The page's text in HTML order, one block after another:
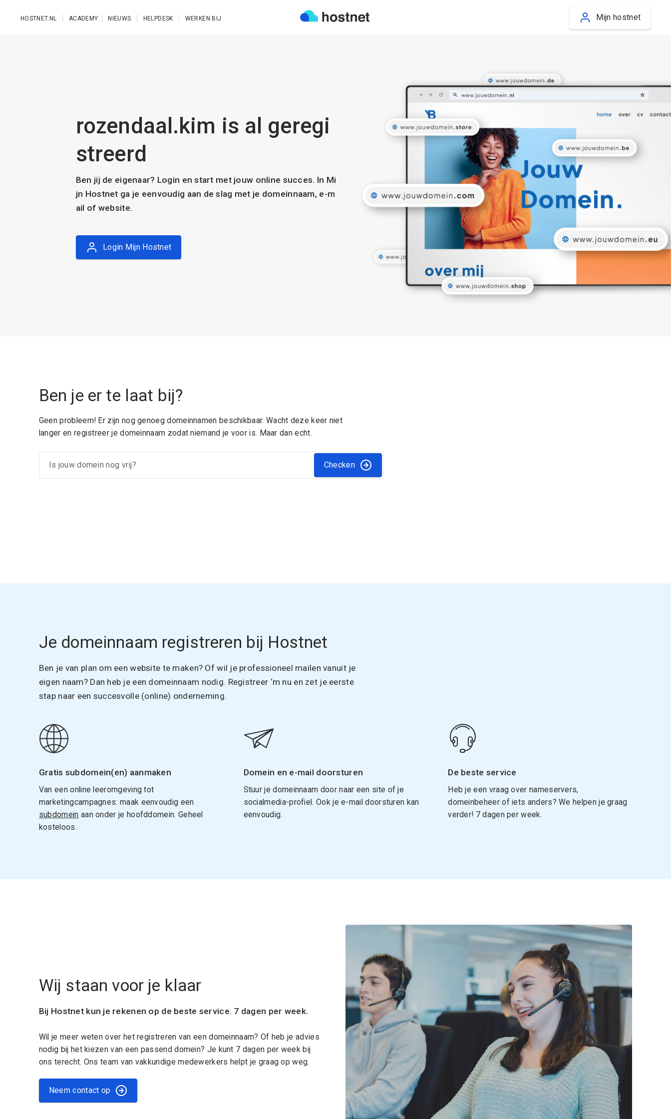
HOSTNET.NL ACADEMY NIEUWS HELPDESK WERKEN BIJ Mijn hostnet
rozendaal.kim is al geregi
streerd
Ben jij de eigenaar? Login en start met jouw online succes. In Mi
jn Hostnet ga je eenvoudig aan de slag met je domeinnaam, e-m
ail of website.
Login Mijn Hostnet
Ben je er te laat bij?
Geen probleem! Er zijn nog genoeg domeinnamen beschikbaar. Wacht deze keer niet
langer en registreer je domeinnaam zodat niemand je voor is. Maar dan echt.
Checken
Je domeinnaam registreren bij Hostnet
Ben je van plan om een website te maken? Of wil je professioneel mailen vanuit je
eigen naam? Dan heb je een domeinnaam nodig. Registreer ‘m nu en zet je eerste
stap naar een succesvolle (online) onderneming.
Gratis subdomein(en) aanmaken
Van een online leeromgeving tot
marketingcampagnes: maak eenvoudig een
subdomein aan onder je hoofddomein. Geheel
kosteloos.
Domein en e-mail doorsturen
Stuur je domeinnaam door naar een site of je
socialmedia-profiel. Ook je e-mail doorsturen kan
eenvoudig.
De beste service
Heb je een vraag over nameservers,
domeinbeheer of iets anders? We helpen je graag
verder! 7 dagen per week.
Wij staan voor je klaar
Bij Hostnet kun je rekenen op de beste service. 7 dagen per week.
Wil je meer weten over het registreren van een domeinnaam? Of heb je advies
nodig bij het kiezen van een passend domein? Je kunt 7 dagen per week bij
ons terecht. Ons team van vakkundige medewerkers helpt je graag op weg.
Neem contact op